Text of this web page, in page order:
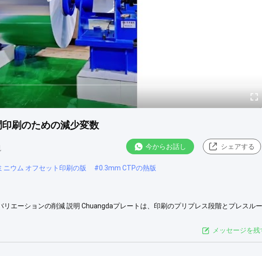
刷のための減少変数
今からお話し シェアする
ウム オフセット印刷の版 #0.3mm CTPの熱版
リエーションの削減 説明 Chuangdaプレートは、印刷のプリプレス段階とプレスルー
します。 Chuangdaプレートの注目すべき特徴の1つは、ベーキングなしで最大
メッセージを残